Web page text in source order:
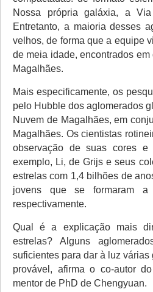
Nossa própria galáxia, a
Entretanto, a maioria desses
velhos, de forma que a equipe
de meia idade, encontrados
Magalhães.
Mais especificamente, os
pelo Hubble dos aglomerados
Nuvem de Magalhães, em
Magalhães. Os cientistas
observação de suas cores
exemplo, Li, de Grijs e seus
estrelas com 1,4 bilhões de
jovens que se formaram
respectivamente.
Qual é a explicação mais
estrelas? Alguns
suficientes para dar à luz
provável, afirma o co-autor
mentor de PhD de Chengyuan.